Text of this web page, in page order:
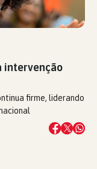
intervenção
firme, liderando